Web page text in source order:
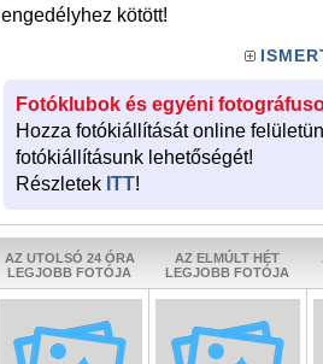
engedélyhez kötött!
Fotóklubok és egyéni
Hozza fotókiállítását online
fotókiállításunk lehetőségét!
Részletek ITT!
AZ UTOLSÓ 24 ÓRA
LEGJOBB FOTÓJA
AZ ELMÚLT HÉT
LEGJOBB FOTÓJA